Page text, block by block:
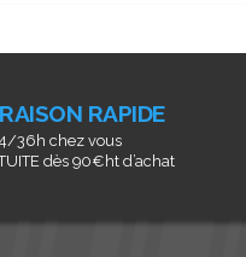
RAPIDE
36h chez vous
dès 90€ht d’achat